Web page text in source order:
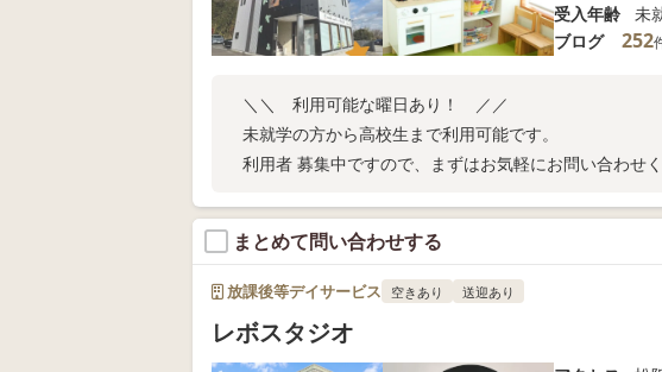
受入年齢
未
ブログ
252
＼＼ 利用可能な曜日あり！ ／／
未就学の方から高校生まで利用可能です。
利用者 募集中ですので、まずはお気軽にお問い合わせく
まとめて問い合わせする
放課後等デイサービス 空きあり 送迎あり
レボスタジオ